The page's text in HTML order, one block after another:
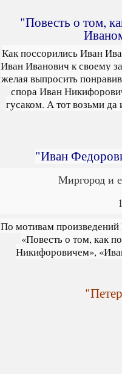
"Повесть о том,
Как поссорились Иван
Иван Иванович к своему
желая выпросить
спора Иван
гусаком. А тот возьми
"Иван
Миргород и
По мотивам
«Повесть о том, как
Никифоровичем»,